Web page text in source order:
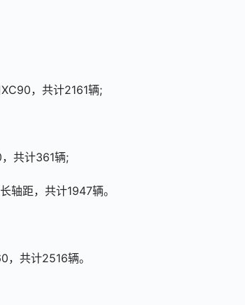
，共计2161辆;
共计361辆;
距，共计1947辆。
共计2516辆。